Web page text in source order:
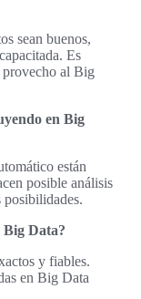
sean buenos,
Es
provecho al Big
en Big
están
posible análisis
posibilidades.
Big Data?
y fiables.
en Big Data